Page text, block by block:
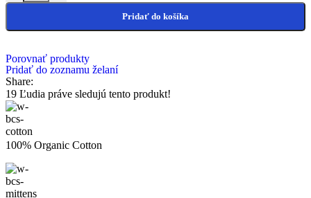
Pridať do košíka
Porovnať produkty
Pridať do zoznamu želaní
Share:
19 Ľudia práve sledujú tento produkt!
100% Organic Cotton